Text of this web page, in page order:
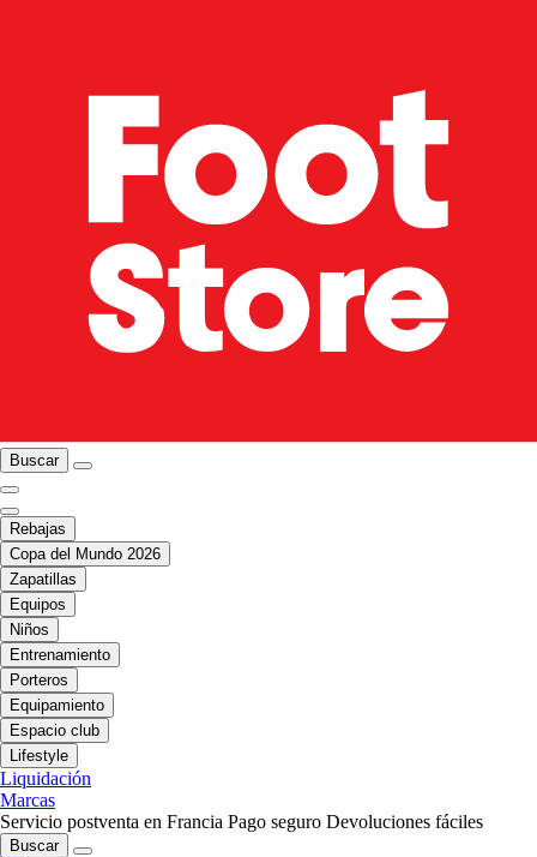
Buscar
Rebajas
Copa del Mundo 2026
Zapatillas
Equipos
Niños
Entrenamiento
Porteros
Equipamiento
Espacio club
Lifestyle
Liquidación
Marcas
Servicio postventa en Francia Pago seguro Devoluciones fáciles
Buscar